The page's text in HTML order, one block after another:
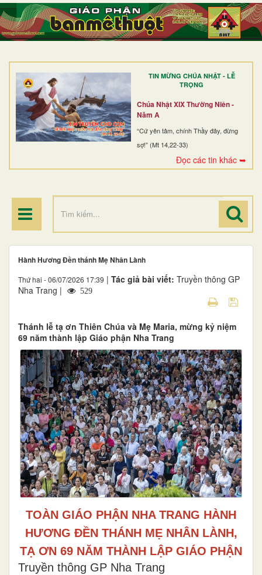
TIN MỪNG CHÚA NHẬT - LỄ
TRỌNG
Chúa Nhật XIX Thường Niên -
Năm A
“Cứ yên tâm, chính Thầy đây, đừng
sợ!” (Mt 14,22-33)
Đọc các tin khác ➥
TRANG NHẤT
GIỚI THIỆU
DÒNG TU
BAN MỤC VỤ
ĐOÀN THỂ CG
ĐIỂM HÀNH HƯƠNG
Hành Hương Đền thánh Mẹ Nhân Lành
Thứ hai - 06/07/2026 17:39 | Tác giả bài viết: Truyền thông GP
Nha Trang |
529
Thánh lễ tạ ơn Thiên Chúa và Mẹ Maria, mừng kỷ niệm
69 năm thành lập Giáo phận Nha Trang
TOÀN GIÁO PHẬN NHA TRANG HÀNH
HƯƠNG ĐỀN THÁNH MẸ NHÂN LÀNH,
TẠ ƠN 69 NĂM THÀNH LẬP GIÁO PHẬN
Truyền thông GP Nha Trang